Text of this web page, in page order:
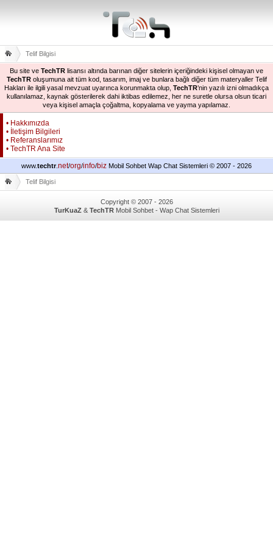
Telif Bilgisi
Bu site ve TechTR lisansı altında barınan diğer sitelerin içeriğindeki kişisel olmayan ve
TechTRoluşumuna ait tüm kod, tasarım, imaj ve bunlara bağlı diğer tüm materyaller Telif
Hakları ile ilgili yasal mevzuat uyarınca korunmakta olup, TechTR’nin yazılı izni olmadıkça
kullanılamaz, kaynak gösterilerek dahi iktibas edilemez, her ne suretle olursa olsun ticari
veya kişisel amaçla çoğaltma, kopyalama ve yayma yapılamaz.
• Hakkımızda
• İletişim Bilgileri
• Referanslarımız
• TechTR Ana Site
www.techtr.net/org/info/biz Mobil Sohbet Wap Chat Sistemleri © 2007 - 2026
Telif Bilgisi
Copyright © 2007 - 2026
TurKuaZ& TechTRMobil Sohbet - Wap Chat Sistemleri